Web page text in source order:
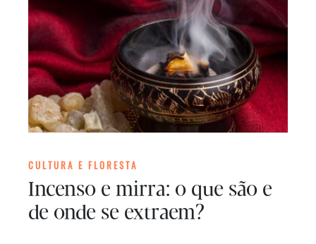
CULTURA E FLORESTA
Incenso e mirra: o que são e
de onde se extraem?